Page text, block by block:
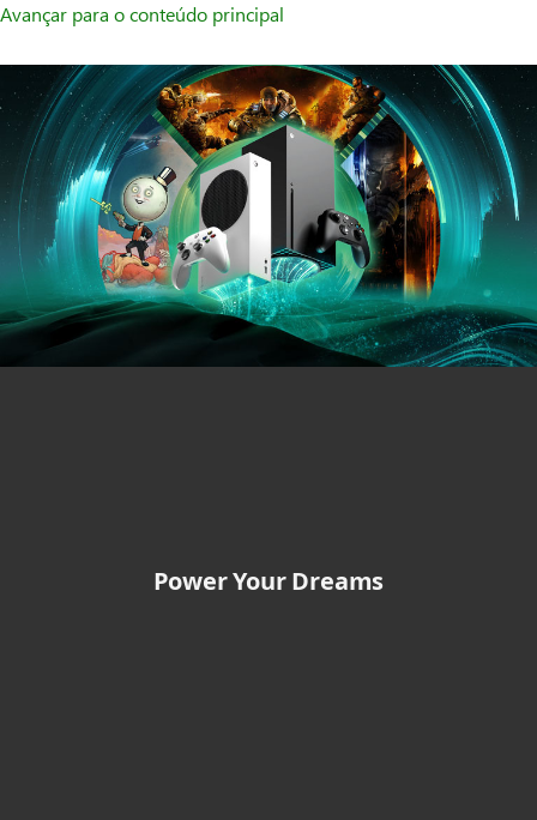
Avançar para o conteúdo principal
Consolas
Power Your Dreams